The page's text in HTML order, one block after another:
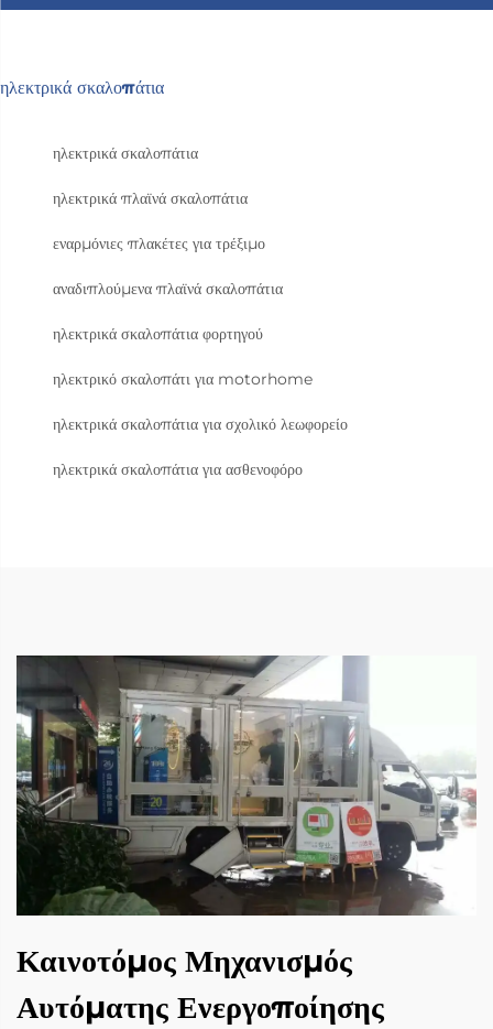
ηλεκτρικά σκαλοπάτια
ηλεκτρικά σκαλοπάτια
ηλεκτρικά πλαϊνά σκαλοπάτια
εναρμόνιες πλακέτες για τρέξιμο
αναδιπλούμενα πλαϊνά σκαλοπάτια
ηλεκτρικά σκαλοπάτια φορτηγού
ηλεκτρικό σκαλοπάτι για motorhome
ηλεκτρικά σκαλοπάτια για σχολικό λεωφορείο
ηλεκτρικά σκαλοπάτια για ασθενοφόρο
Καινοτόμος Μηχανισμός
Αυτόματης Ενεργοποίησης